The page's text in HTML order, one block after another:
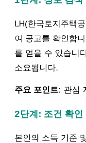
LH(한국토지주택
여 공고를 확인합
를 얻을 수 있습니
소요됩니다.
주요 포인트: 관심
2단계: 조건 확인
본인의 소득 기준